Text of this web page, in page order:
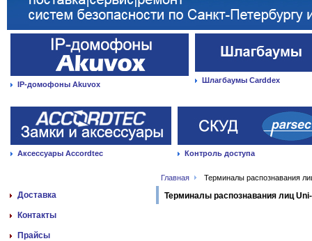
IP-домофоны Akuvox Шлагбаумы Carddex
Аксессуары Accordtec Контроль доступа
Главная Терминалы распознавания
Доставка
Контакты
Прайсы
Терминалы распознавания лиц